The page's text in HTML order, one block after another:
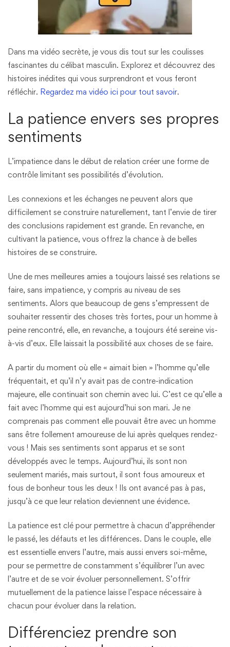
Dans ma vidéo secrète, je vous dis tout sur les coulisses
fascinantes du célibat masculin. Explorez et découvrez des
histoires inédites qui vous surprendront et vous feront
réfléchir. Regardez ma vidéo ici pour tout savoir.
La patience envers ses propres
sentiments
L’impatience dans le début de relation créer une forme de
contrôle limitant ses possibilités d’évolution.
Les connexions et les échanges ne peuvent alors que
difficilement se construire naturellement, tant l’envie de tirer
des conclusions rapidement est grande. En revanche, en
cultivant la patience, vous offrez la chance à de belles
histoires de se construire.
Une de mes meilleures amies a toujours laissé ses relations se
faire, sans impatience, y compris au niveau de ses
sentiments. Alors que beaucoup de gens s’empressent de
souhaiter ressentir des choses très fortes, pour un homme à
peine rencontré, elle, en revanche, a toujours été sereine vis-
à-vis d’eux. Elle laissait la possibilité aux choses de se faire.
A partir du moment où elle « aimait bien » l’homme qu’elle
fréquentait, et qu’il n’y avait pas de contre-indication
majeure, elle continuait son chemin avec lui. C’est ce qu’elle a
fait avec l’homme qui est aujourd’hui son mari. Je ne
comprenais pas comment elle pouvait être avec un homme
sans être follement amoureuse de lui après quelques rendez-
vous ! Mais ses sentiments sont apparus et se sont
développés avec le temps. Aujourd’hui, ils sont non
seulement mariés, mais surtout, il sont fous amoureux et
fous de bonheur tous les deux ! Ils ont avancé pas à pas,
jusqu’à ce que leur relation deviennent une évidence.
La patience est clé pour permettre à chacun d’appréhender
le passé, les défauts et les différences. Dans le couple, elle
est essentielle envers l’autre, mais aussi envers soi-même,
pour se permettre de constamment s’équilibrer l’un avec
l’autre et de se voir évoluer personnellement. S’offrir
mutuellement de la patience laisse l’espace nécessaire à
chacun pour évoluer dans la relation.
Différenciez prendre son